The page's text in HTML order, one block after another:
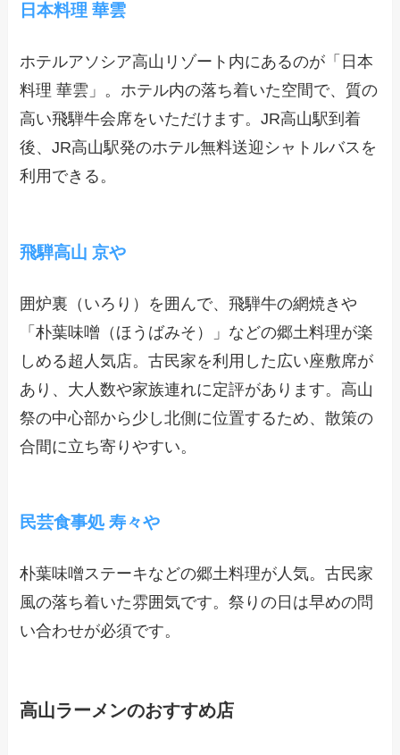
日本料理 華雲
ホテルアソシア高山リゾート内にあるのが「日本
料理 華雲」。ホテル内の落ち着いた空間で、質の
高い飛騨牛会席をいただけます。JR高山駅到着
後、JR高山駅発のホテル無料送迎シャトルバスを
利用できる。
飛騨高山 京や
囲炉裏（いろり）を囲んで、飛騨牛の網焼きや
「朴葉味噌（ほうばみそ）」などの郷土料理が楽
しめる超人気店。古民家を利用した広い座敷席が
あり、大人数や家族連れに定評があります。高山
祭の中心部から少し北側に位置するため、散策の
合間に立ち寄りやすい。
民芸食事処 寿々や
朴葉味噌ステーキなどの郷土料理が人気。古民家
風の落ち着いた雰囲気です。祭りの日は早めの問
い合わせが必須です。
高山ラーメンのおすすめ店